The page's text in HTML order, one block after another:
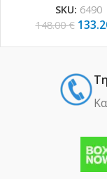
SKU: 6490
148.00€